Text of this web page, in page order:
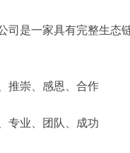
司是一家具有完整生
推崇、感恩、合作
专业、团队、成功